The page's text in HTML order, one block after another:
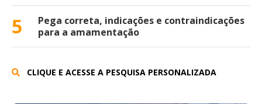
5
Pega correta, indicações e contraindicações
para a amamentação
CLIQUE E ACESSE A PESQUISA PERSONALIZADA